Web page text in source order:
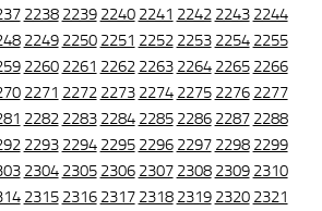
2238 2239 2240 2241 2242 2243 2244
2249 2250 2251 2252 2253 2254 2255
2260 2261 2262 2263 2264 2265 2266
2271 2272 2273 2274 2275 2276 2277
2282 2283 2284 2285 2286 2287 2288
2293 2294 2295 2296 2297 2298 2299
2304 2305 2306 2307 2308 2309 2310
2315 2316 2317 2318 2319 2320 2321